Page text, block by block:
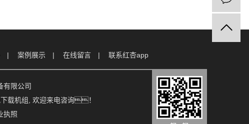
案例展示 在线留言 联系红杏app
有限公司
载机组 , 欢迎来电咨询！
执照